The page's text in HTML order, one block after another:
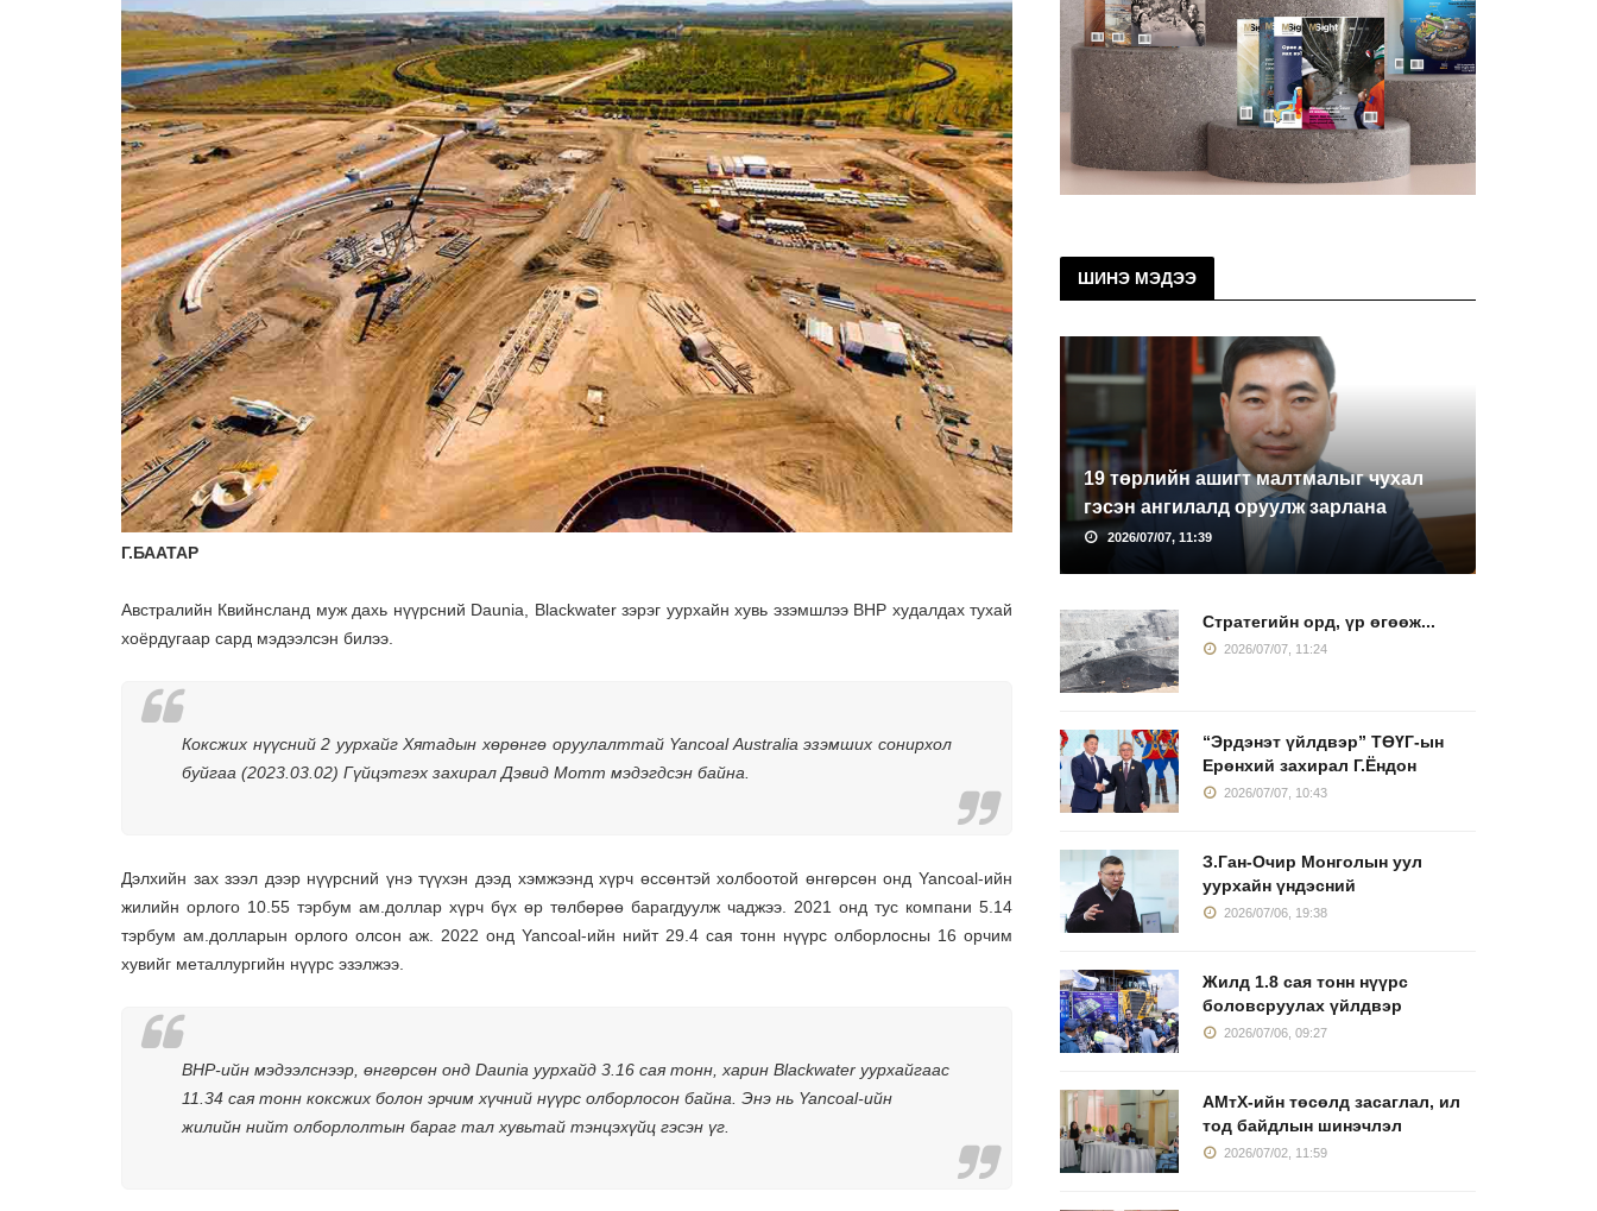
Г.БААТАР
Австралийн Квийнсланд муж дахь нүүрсний Daunia, Blackwater зэрэг уурхайн хувь эзэмшлээ BHP худалдах тухай
хоёрдугаар сард мэдээлсэн билээ.
Коксжих нүүсний 2 уурхайг Хятадын хөрөнгө оруулалттай Yancoal Australia эзэмших сонирхол
буйгаа (2023.03.02) Гүйцэтгэх захирал Дэвид Мотт мэдэгдсэн байна.
Дэлхийн зах зээл дээр нүүрсний үнэ түүхэн дээд хэмжээнд хүрч өссөнтэй холбоотой өнгөрсөн онд Yancoal-ийн
жилийн орлого 10.55 тэрбум ам.доллар хүрч бүх өр төлбөрөө барагдуулж чаджээ. 2021 онд тус компани 5.14
тэрбум ам.долларын орлого олсон аж. 2022 онд Yancoal-ийн нийт 29.4 сая тонн нүүрс олборлосны 16 орчим
хувийг металлургийн нүүрс эзэлжээ.
BHP-ийн мэдээлснээр, өнгөрсөн онд Daunia уурхайд 3.16 сая тонн, харин Blackwater уурхайгаас
11.34 сая тонн коксжих болон эрчим хүчний нүүрс олборлосон байна. Энэ нь Yancoal-ийн
жилийн нийт олборлолтын бараг тал хувьтай тэнцэхүйц гэсэн үг.
ШИНЭ МЭДЭЭ
19 төрлийн ашигт малтмалыг чухал
гэсэн ангилалд оруулж зарлана
2026/07/07, 11:39
Стратегийн орд, үр өгөөж...
2026/07/07, 11:24
“Эрдэнэт үйлдвэр” ТӨҮГ-ын
Ерөнхий захирал Г.Ёндон
2026/07/07, 10:43
З.Ган-Очир Монголын уул
уурхайн үндэсний
2026/07/06, 19:38
Жилд 1.8 сая тонн нүүрс
боловсруулах үйлдвэр
2026/07/06, 09:27
АМтХ-ийн төсөлд засаглал, ил
тод байдлын шинэчлэл
2026/07/02, 11:59